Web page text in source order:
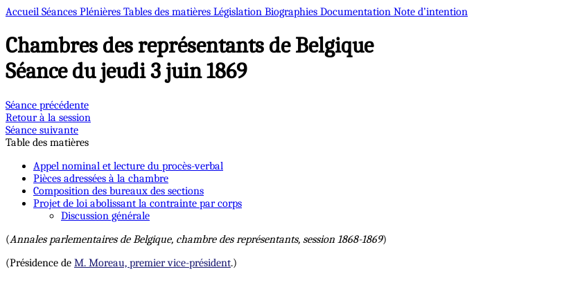
Accueil Séances Plénières Tables des matières Législation Biographies Documentation Note d’intention
Chambres des représentants de Belgique
Séance du jeudi 3 juin 1869
Séance précédente
Retour à la session
Séance suivante
Table des matières
Appel nominal et lecture du procès-verbal
Pièces adressées à la chambre
Composition des bureaux des sections
Projet de loi abolissant la contrainte par corps
Discussion générale
(Annales parlementaires de Belgique, chambre des représentants, session 1868-1869)
(Présidence de M. Moreau, premier vice-président.)